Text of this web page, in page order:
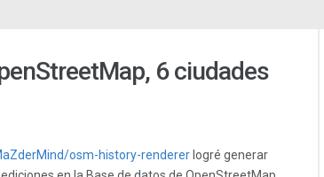
6 ciudades
osm-history-renderer logré generar